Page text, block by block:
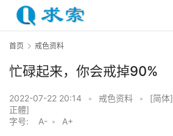
首页 戒色资料
忙碌起来，你会戒掉90%
2022-07-22 20:14 • 戒色资料 • [简体]
正體]
字号:
A- • A+